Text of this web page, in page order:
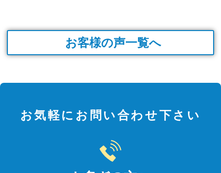
お客様の声一覧へ
お気軽にお問い合わせ下さい